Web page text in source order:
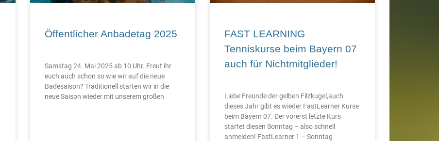
Öffentlicher Anbadetag 2025
Samstag 24. Mai 2025 ab 10 Uhr. Freut ihr
euch auch schon so wie wir auf die neue
Badesaison? Traditionell starten wir in die
neue Saison wieder mit unserem großen
FAST LEARNING
Tenniskurse beim Bayern 07
auch für Nichtmitglieder!
Liebe Freunde der gelben Filzkugel,auch
dieses Jahr gibt es wieder FastLearner Kurse
beim Bayern 07. Der vorerst letzte Kurs
startet diesen Sonntag – also schnell
anmelden! FastLearner 1 – Sonntag